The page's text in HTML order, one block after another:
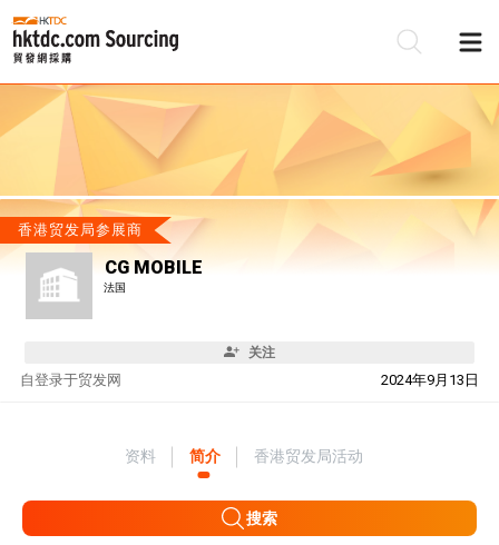
香港贸发局参展商
CG MOBILE
法国
关注
自 2024年9月13日
登录于贸发网
资料 简介 香港贸发局活动
搜索